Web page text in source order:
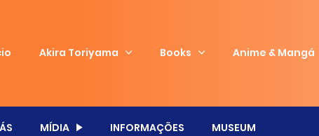
Akira Toriyama Books Anime & Mangá
MÍDIA INFORMAÇÕES MUSEUM